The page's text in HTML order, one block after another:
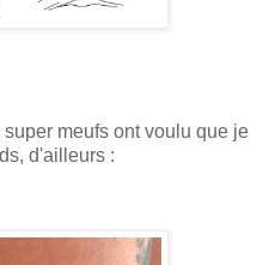
meufs ont voulu que je
d'ailleurs :